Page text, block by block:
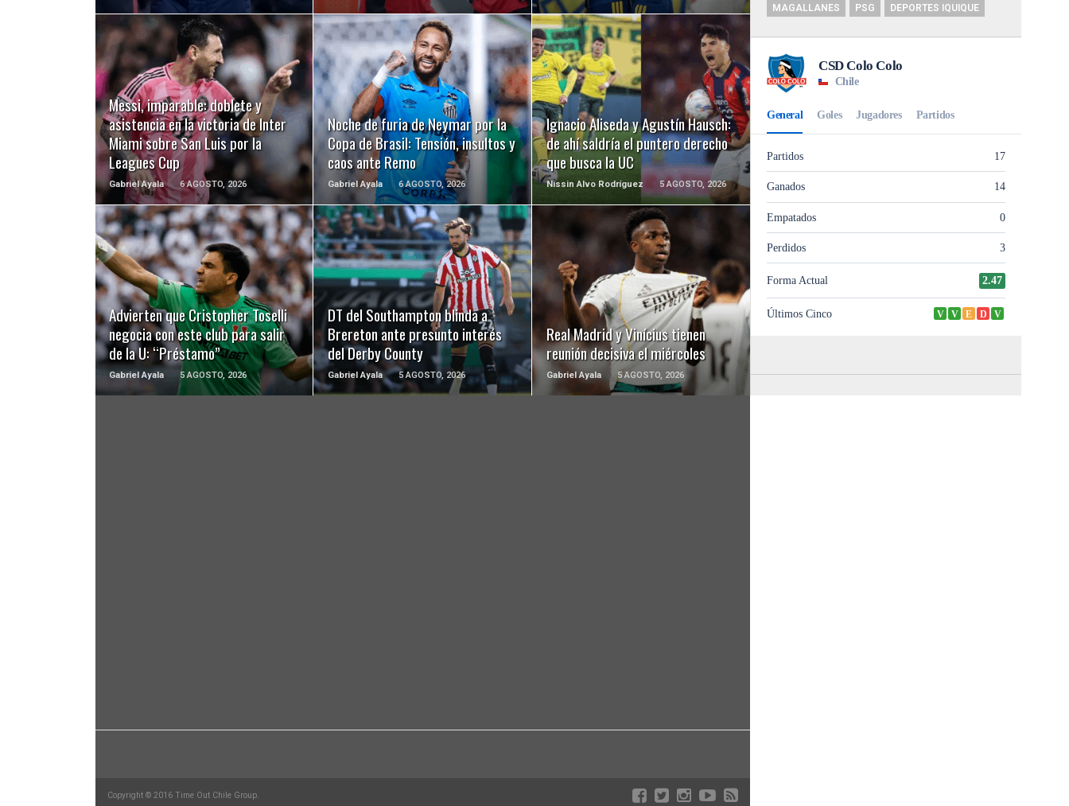
Messi, imparable: doblete y
asistencia en la victoria de Inter
Miami sobre San Luis por la
Leagues Cup
Gabriel Ayala 6 AGOSTO, 2026
LEER MÁS
Noche de furia de Neymar por la
Copa de Brasil: Tensión, insultos y
caos ante Remo
Gabriel Ayala 6 AGOSTO, 2026
LEER MÁS
Ignacio Aliseda y Agustín Hausch:
de ahí saldría el puntero derecho
que busca la UC
Nissin Alvo Rodríguez 5 AGOSTO, 2026
LEER MÁS
Advierten que Cristopher Toselli
negocia con este club para salir
de la U: “Préstamo”
Gabriel Ayala 5 AGOSTO, 2026
LEER MÁS
DT del Southampton blinda a
Brereton ante presunto interés
del Derby County
Gabriel Ayala 5 AGOSTO, 2026
LEER MÁS
Real Madrid y Vinícius tienen
reunión decisiva el miércoles
Gabriel Ayala 5 AGOSTO, 2026
LEER MÁS
MAGALLANES
PSG DEPORTES IQUIQUE
Copyright © 2016 Time Out Chile Group.